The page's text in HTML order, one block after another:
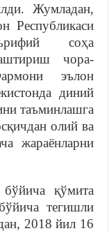
Жумладан,
Республикаси
соҳа
чора-
эълон
диний
таъминлашга
олий ва
жараёнларни
қўмита
тегишли
2018 йил 16